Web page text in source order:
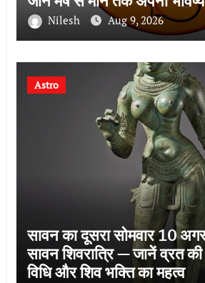
Nilesh Aug 9, 2026
Astro
सावन का दूसरा सोमवार 10
सावन शिवरात्रि — जानें व्रत
विधि और शिव भक्ति का महत्व